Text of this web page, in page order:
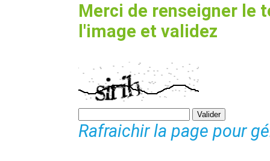
Merci de renseigner le
l'image et validez
Rafraichir la page pour